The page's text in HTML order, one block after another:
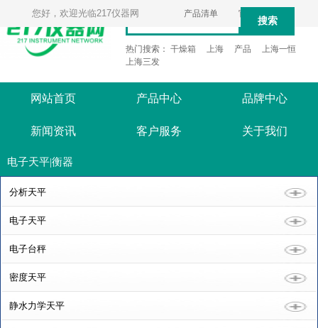
您好，欢迎光临217仪器网 官方微信
产品清单
搜索
热门搜索： 干燥箱 上海 产品
上海一恒
上海三发
网站首页 产品中心 品牌中心
新闻资讯 客户服务 关于我们
电子天平|衡器
分析天平
电子天平
电子台秤
密度天平
静水力学天平